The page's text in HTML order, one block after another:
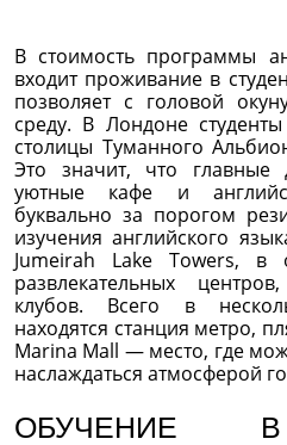
В стоимость программы
входит проживание в
позволяет с головой
среду. В Лондоне
столицы Туманного
Это значит, что главные
уютные кафе и
буквально за порогом
изучения английского
Jumeirah Lake Towers, в
развлекательных
клубов. Всего в
находятся станция метро,
Marina Mall — место, где
наслаждаться атмосферой
ОБУЧЕНИЕ